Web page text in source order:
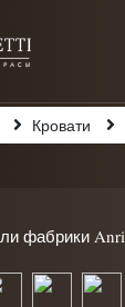
Кровати